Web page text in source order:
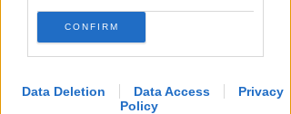
CONFIRM
Data Deletion Data Access
Privacy
Policy